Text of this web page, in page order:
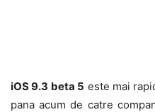
iOS 9.3 beta 5 este mai
pana acum de catre